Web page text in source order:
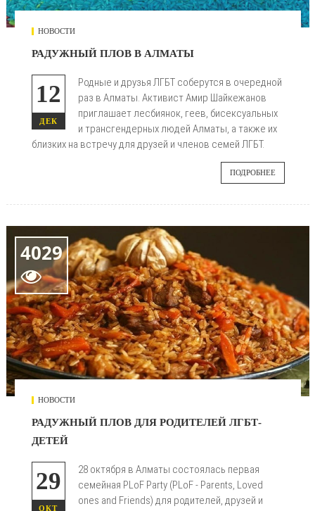
НОВОСТИ
РАДУЖНЫЙ ПЛОВ В АЛМАТЫ
12
ДЕК
Родные и друзья ЛГБТ соберутся в очередной
раз в Алматы. Активист Амир Шайкежанов
приглашает лесбиянок, геев, бисексуальных
и трансгендерных людей Алматы, а также их
близких на встречу для друзей и членов семей ЛГБТ.
ПОДРОБНЕЕ
4029

НОВОСТИ
РАДУЖНЫЙ ПЛОВ ДЛЯ РОДИТЕЛЕЙ ЛГБТ-
ДЕТЕЙ
29
ОКТ
28 октября в Алматы состоялась первая
семейная PLoF Party (PLoF - Parents, Loved
ones and Friends) для родителей, друзей и